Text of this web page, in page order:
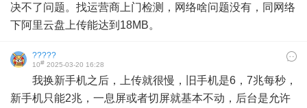
决不了问题。找运营商上门检测，网络啥问题没有，同网络
下阿里云盘上传能达到18MB。
?????
10# 2025-03-20 16:28
我换新手机之后，上传就很慢，旧手机是6，7兆每秒，
新手机只能2兆，一息屏或者切屏就基本不动，后台是允许